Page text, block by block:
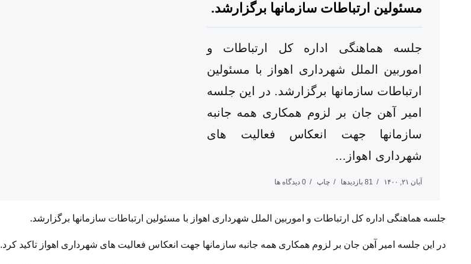
مسئولین ارتباطات سازمانها برگزارشد.
جلسه هماهنگی اداره کل ارتباطات و
اموربین الملل شهرداری اهواز با مسئولین
ارتباطات سازمانها برگزارشد. در این جلسه
امیر آهن جان بر لزوم همکاری همه جانبه
سازمانها جهت انعکاس فعالیت های
شهرداری اهواز...
آبان ۲۱, ۱۴۰۰ 81 بازدیدها چاپ 0 دیدگاه ها
جلسه هماهنگی اداره کل ارتباطات و اموربین الملل شهرداری اهواز با مسئولین ارتباطات سازمانها برگزارشد.
در این جلسه امیر آهن جان بر لزوم همکاری همه جانبه سازمانها جهت انعکاس فعالیت های شهرداری اهواز تاکید کرد.